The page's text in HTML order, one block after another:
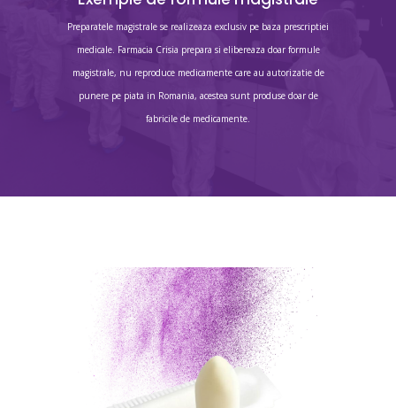
Preparatele magistrale se realizeaza exclusiv pe baza prescriptiei
medicale. Farmacia Crisia prepara si elibereaza doar formule
magistrale, nu reproduce medicamente care au autorizatie de
punere pe piata in Romania, acestea sunt produse doar de
fabricile de medicamente.